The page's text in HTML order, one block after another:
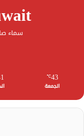
سماء
43
℃
الجمعة